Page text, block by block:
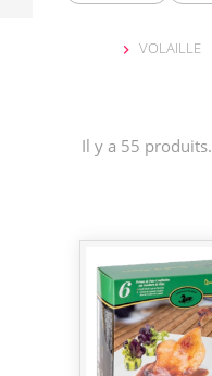
 VOLAILLE
Il y a 55 produits.